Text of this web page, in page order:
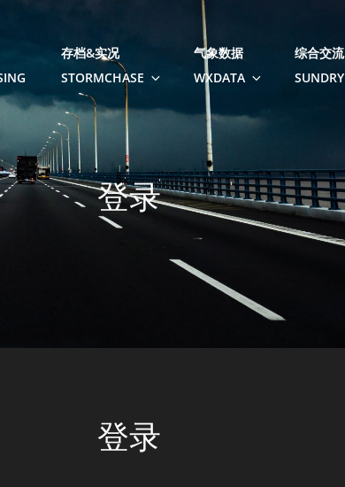
存档&实况
STORMCHASE
气象数据
WXDATA
综合交流
SUNDRY
登录
登录